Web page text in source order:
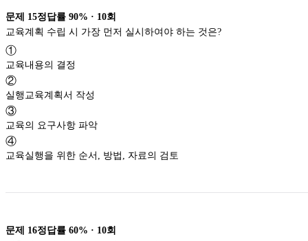
문제 15정답률 90% · 10회
교육계획 수립 시 가장 먼저 실시하여야 하는 것은?
①
교육내용의 결정
②
실행교육계획서 작성
③
교육의 요구사항 파악
④
교육실행을 위한 순서, 방법, 자료의 검토
문제 16정답률 60% · 10회